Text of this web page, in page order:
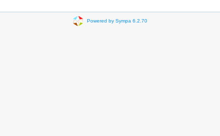
Powered by Sympa 6.2.70